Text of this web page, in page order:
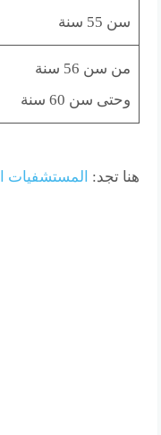
سن 55 سنة
من سن 56 سنة
وحتى سن 60 سنة
هنا تجد: المستشفيات